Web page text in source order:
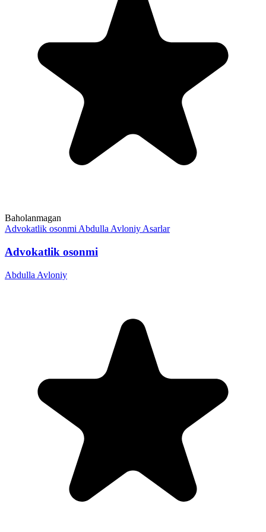
Baholanmagan
Advokatlik osonmiAbdulla AvloniyAsarlar
Advokatlik osonmi
Abdulla Avloniy